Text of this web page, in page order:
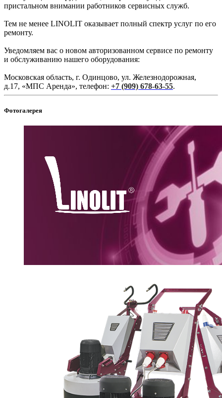
пристальном внимании работников сервисных служб.
Тем не менее LINOLIT оказывает полный спектр услуг по его
ремонту.
Уведомляем вас о новом авторизованном сервисе по ремонту
и обслуживанию нашего оборудования:
Московская область, г. Одинцово, ул. Железнодорожная,
д.17, «МПС Аренда», телефон: +7 (909) 678-63-55.
Фотогалерея